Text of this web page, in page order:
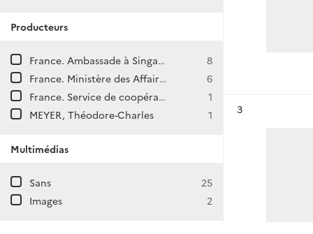
Producteurs
France. Ambassade à Singapour
8
France. Ministère des Affaires étrangères. Direction générale des Affaires politiques et de Sécurité. Direction d'Asie et d'Océanie.
6
France. Service de coopération et d'action culturelle à Singapour
1
MEYER, Théodore-Charles
1
Multimédias
Sans
25
Images
2
3